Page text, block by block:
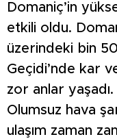
Domaniç’in
etkili oldu.
üzerindeki bin
Geçidi’nde kar
zor anlar yaşadı.
Olumsuz hava
ulaşım zaman